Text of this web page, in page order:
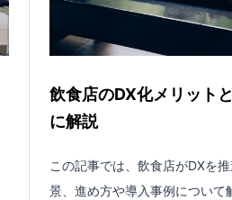
飲食店のDX化メリット
に解説
この記事では、飲食店がDXを
景、進め方や導入事例について